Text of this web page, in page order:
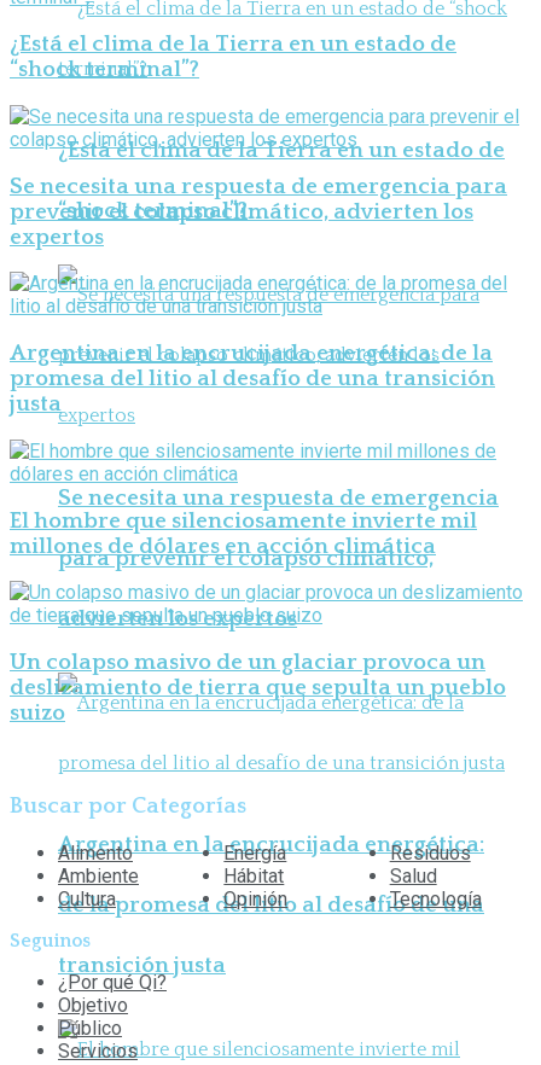
¿Está el clima de la Tierra en un estado de
“shock terminal”?
Se necesita una respuesta de emergencia
para prevenir el colapso climático,
advierten los expertos
Argentina en la encrucijada energética:
de la promesa del litio al desafío de una
transición justa
¿Está el clima de la Tierra en un estado de
“shock terminal”?
Se necesita una respuesta de emergencia para
prevenir el colapso climático, advierten los
expertos
Argentina en la encrucijada energética: de la
promesa del litio al desafío de una transición
justa
El hombre que silenciosamente invierte mil
millones de dólares en acción climática
Un colapso masivo de un glaciar provoca un
deslizamiento de tierra que sepulta un pueblo
suizo
Buscar por Categorías
Alimento
Ambiente
Cultura
Energía
Hábitat
Opinión
Residuos
Salud
Tecnología
Seguinos
¿Por qué Qi?
Objetivo
Público
Servicios